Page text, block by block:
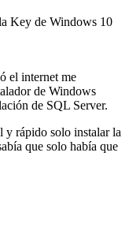
Key de Windows 10
el internet me
de Windows
de SQL Server.
y rápido solo instalar la
que solo había que